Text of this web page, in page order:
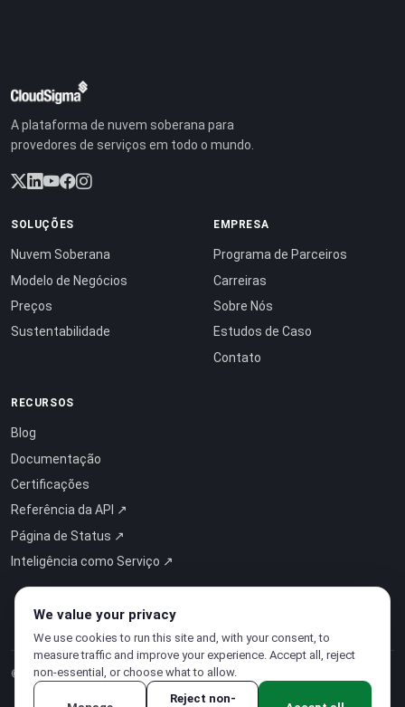
A plataforma de nuvem soberana para
provedores de serviços em todo o mundo.
SOLUÇÕES
Nuvem Soberana
Modelo de Negócios
Preços
Sustentabilidade
EMPRESA
Programa de Parceiros
Carreiras
Sobre Nós
Estudos de Caso
Contato
RECURSOS
Blog
Documentação
Certificações
Referência da API ↗
Página de Status ↗
Inteligência como Serviço ↗
© 2026 CloudSigma Holding AG.Todos os direitos reservados
We value your privacy
We use cookies to run this site and, with your consent, to
measure traffic and improve your experience. Accept all, reject
non-essential, or choose what to allow.
Reject non-